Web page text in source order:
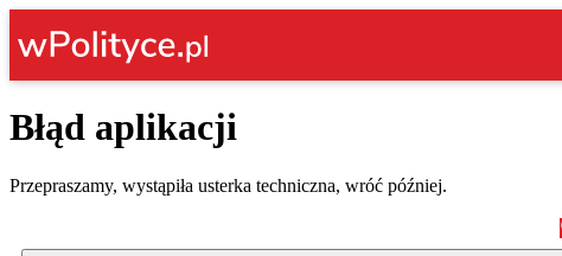
Błąd aplikacji
Przepraszamy, wystąpiła usterka techniczna, wróć później.